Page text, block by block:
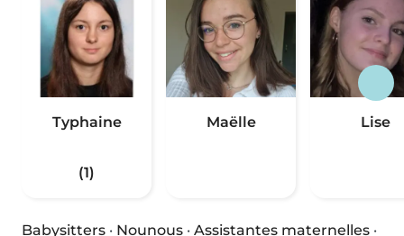
Typhaine
(1)
Maëlle Lise
Babysitters · Nounous · Assistantes maternelles ·